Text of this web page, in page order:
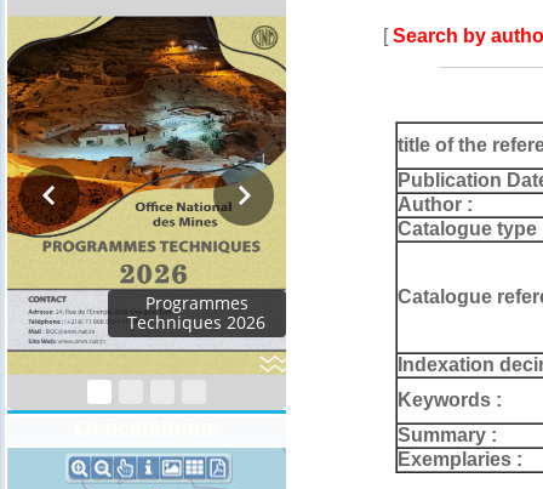
Programmes
Techniques 2026
[Search by
title of the
Publication
Author :
Catalogue type
Catalogue
Indexation
Keywords :
Summary :
Exemplaries :